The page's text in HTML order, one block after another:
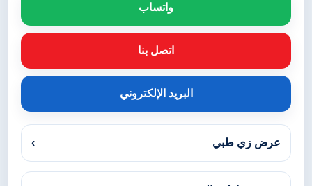
واتساب
اتصل بنا
البريد الإلكتروني
عرض زي طبي ›